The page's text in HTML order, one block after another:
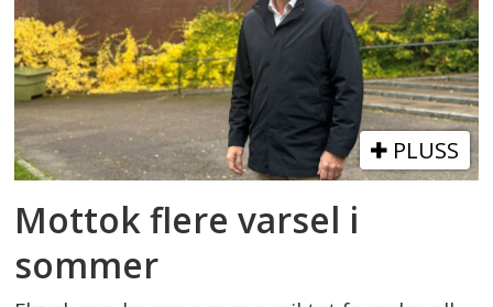
PLUSS
Mottok flere varsel i
sommer